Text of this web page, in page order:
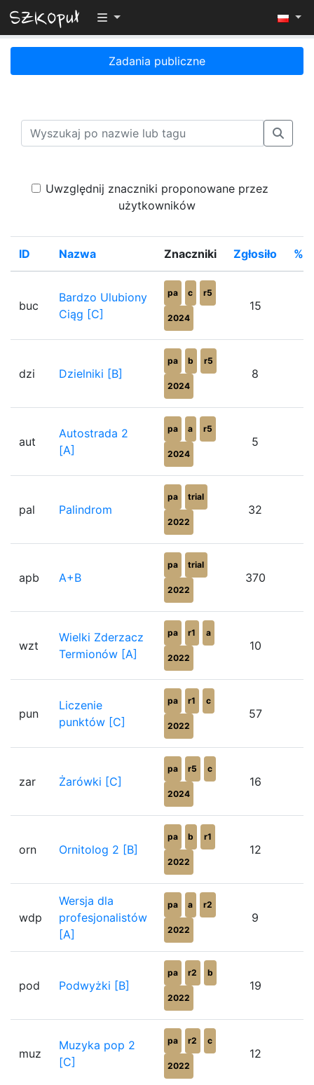
Przełącz widoczność menu
Zadania publiczne
Uwzględnij znaczniki proponowane przez
użytkowników
ID Nazwa Znaczniki Zgłosiło
buc
Bardzo Ulubiony
Ciąg [C]
pa c r5
2024
15
dzi Dzielniki [B]
pa b r5
2024
8
aut
Autostrada 2
[A]
pa a r5
2024
5
pal Palindrom
pa trial
2022
32
apb A+B
pa trial
2022
370
wzt
Wielki Zderzacz
Termionów [A]
pa r1 a
2022
10
pun
Liczenie
punktów [C]
pa r1 c
2022
57
zar Żarówki [C]
pa r5 c
2024
16
orn Ornitolog 2 [B]
pa b r1
2022
12
wdp
Wersja dla
profesjonalistów
[A]
pa a r2
2022
9
pod Podwyżki [B]
pa r2 b
2022
19
muz
Muzyka pop 2
[C]
pa r2 c
2022
12